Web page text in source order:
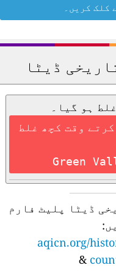
کریں۔
ڈیٹا
ہو گیا۔
وقت کچھ غلط
Green
ڈیٹا پلیٹ فارم
aqicn.org/
&